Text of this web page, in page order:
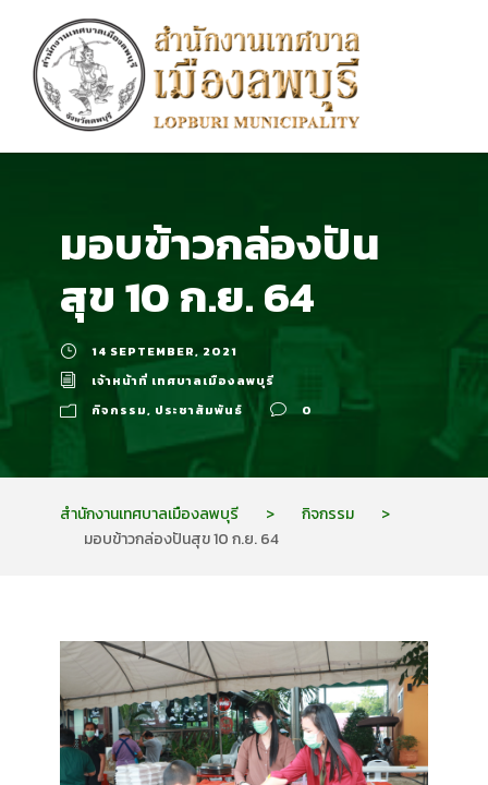
มอบข้าวกล่องปัน
สุข 10 ก.ย. 64
14 SEPTEMBER, 2021
เจ้าหน้าที่ เทศบาลเมืองลพบุรี
กิจกรรม, ประชาสัมพันธ์ 0
สำนักงานเทศบาลเมืองลพบุรี > กิจกรรม
>
มอบข้าวกล่องปันสุข 10 ก.ย. 64